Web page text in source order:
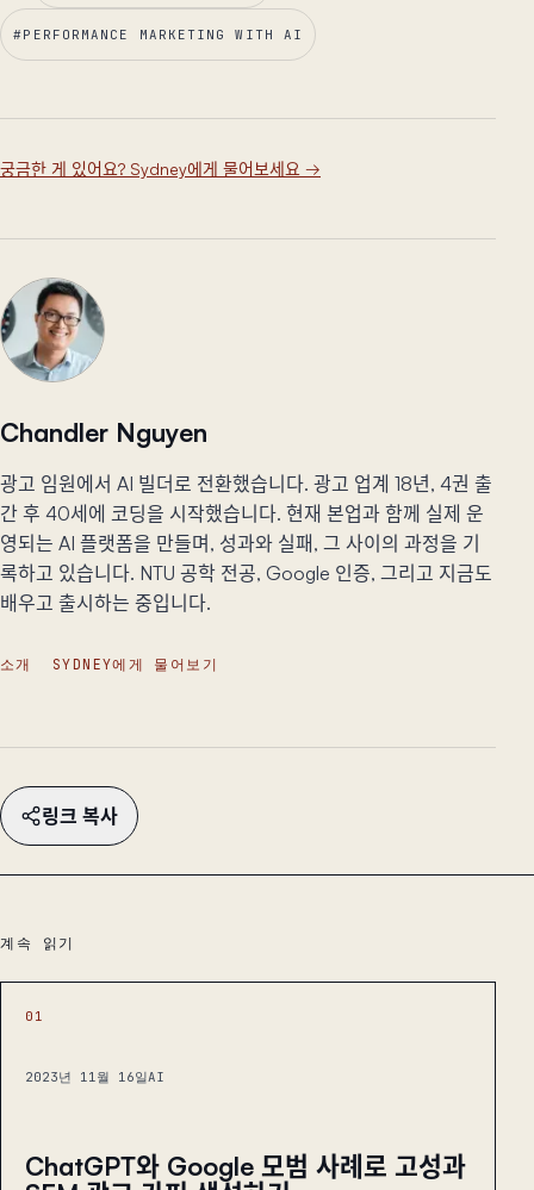
#PERFORMANCE MARKETING WITH AI
궁금한 게 있어요? Sydney에게 물어보세요 →
Chandler Nguyen
광고 임원에서 AI 빌더로 전환했습니다. 광고 업계 18년, 4권 출
간 후 40세에 코딩을 시작했습니다. 현재 본업과 함께 실제 운
영되는 AI 플랫폼을 만들며, 성과와 실패, 그 사이의 과정을 기
록하고 있습니다. NTU 공학 전공, Google 인증, 그리고 지금도
배우고 출시하는 중입니다.
소개 SYDNEY에게 물어보기
링크 복사
계속 읽기
01
2023년 11월 16일AI
ChatGPT와 Google 모범 사례로 고성과